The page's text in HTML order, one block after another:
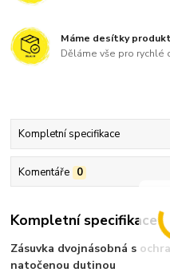
Máme desítky
Děláme vše pro rychlé
Kompletní specifikace
Komentáře 0
Kompletní specifikace
Zásuvka dvojnásobná s
natočenou dutinou